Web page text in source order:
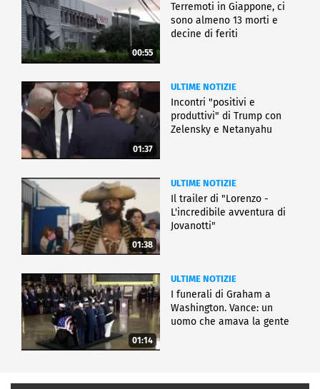
00:55
Terremoti in Giappone, ci
sono almeno 13 morti e
decine di feriti
01:37
ULTIME NOTIZIE
Incontri "positivi e
produttivi" di Trump con
Zelensky e Netanyahu
01:38
ULTIME NOTIZIE
Il trailer di "Lorenzo -
L'incredibile avventura di
Jovanotti"
01:14
ULTIME NOTIZIE
I funerali di Graham a
Washington. Vance: un
uomo che amava la gente